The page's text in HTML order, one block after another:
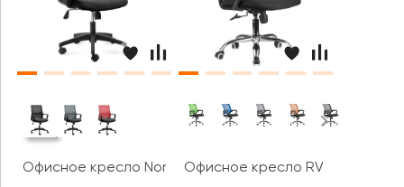
Офисное кресло Norden Бит LBОфисное кресло RV ЧЕЙР Бон /